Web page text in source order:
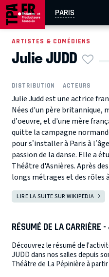
PARIS
AIX-MARSEILLE
EN TOURNÉE
ARTISTES & COMÉDIENS
Julie JUDD
DISTRIBUTION ACTEURS
Julie Judd est une actrice
Nées d'un père britannique,
d’oeuvre, et d'une mère
quitte la campagne
pour s’installer à Paris à
passion de la danse. Elle a
Théâtre d'Asnières. Après
longs métrages et des rôles
LIRE LA SUITE SUR WIKIPEDIA
RÉSUMÉ DE LA CARRIÈRE
Découvrez le résumé de
JUDD dans nos salles depuis
Théâtre de La Pépinière à partir